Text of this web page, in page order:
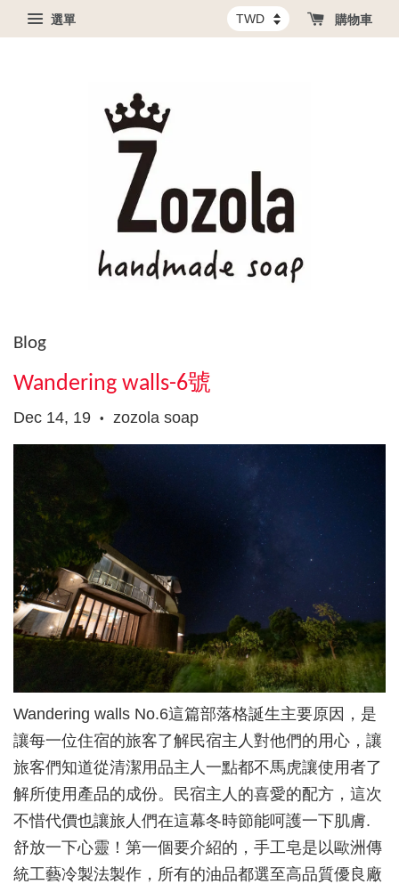
選單 購物車
Blog
Wandering walls-6號
Dec 14, 19 • zozola soap
Wandering walls No.6這篇部落格誕生主要原因，是
讓每一位住宿的旅客了解民宿主人對他們的用心，讓
旅客們知道從清潔用品主人一點都不馬虎讓使用者了
解所使用產品的成份。民宿主人的喜愛的配方，這次
不惜代價也讓旅人們在這幕冬時節能呵護一下肌膚.
舒放一下心靈！第一個要介紹的，手工皂是以歐洲傳
統工藝冷製法製作，所有的油品都選至高品質優良廠